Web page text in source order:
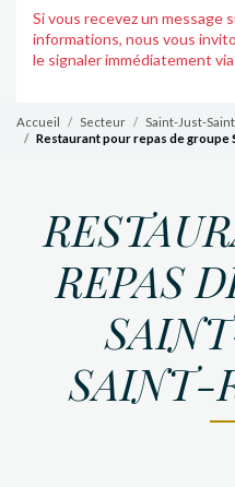
Si vous recevez un message
informations, nous vous
le signaler immédiatement
Accueil Secteur
Saint-Just-
Restaurant pour repas de groupe
REPAS
SAINT-